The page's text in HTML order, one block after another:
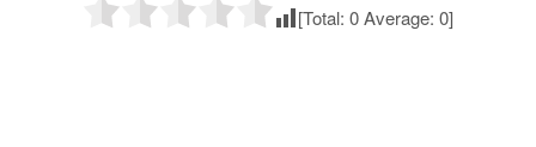
[Total: 0Average: 0]